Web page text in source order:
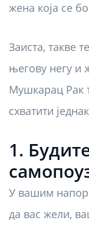
жена која се
Заиста, такве
његову негу и
Мушкарац Рак
схватити
1.
У вашим
да вас жели,